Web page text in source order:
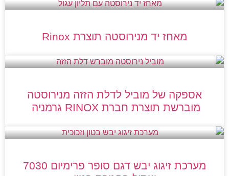
מאחז יד מנירוסטה תוצרת Rinox
אספקה של מוביל לדלת הזזה מנירוסטה
מוברשת תוצרת חברת RINOX גרמניה
מערכת זיגוג יבש דגם סופר פרימיום 7030